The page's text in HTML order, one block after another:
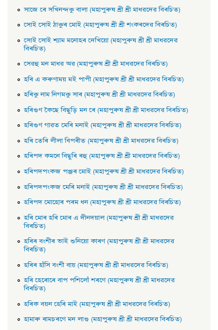
সাজে ৰে সখিনন্দকু বালা (মহাপুৰুষ শ্ৰী শ্ৰী মাধৱদেৱ বিৰচিত)
সােই সােই ঠাকুৰ মােই (মহাপুৰুষ শ্ৰী শ্ৰী শংকৰদেৱ বিৰচিত)
সােই সােই শ্যাম মনােহৰ দেখিয়াে (মহাপুৰুষ শ্ৰী শ্ৰী মাধৱদেৱ
বিৰচিত)
সেৱহু মন মাধৱ অৱ (মহাপুৰুষ শ্ৰী শ্ৰী মাধৱদেৱ বিৰচিত)
হৰি এ কৰুণাময় মই পাপী (মহাপুৰুষ শ্ৰী শ্ৰী মাধৱদেৱ বিৰচিত)
হৰিকু নাম নিগমকু সাৰ (মহাপুৰুষ শ্ৰী শ্ৰী মাধৱদেৱ বিৰচিত)
হৰিগুণ কৈছে বিছুড়ি মন ৰে (মহাপুৰুষ শ্ৰী শ্ৰী মাধৱদেৱ বিৰচিত)
হৰিগুণ গাৱত মেৰি মনাই (মহাপুৰুষ শ্ৰী শ্ৰী মাধৱদেৱ বিৰচিত)
হৰি তেৰি লীলা বিপৰীত (মহাপুৰুষ শ্ৰী শ্ৰী মাধৱদেৱ বিৰচিত)
হৰিপদ কমনে বিছুৰি ৰহু (মহাপুৰুষ শ্ৰী শ্ৰী মাধৱদেৱ বিৰচিত)
হৰিপদপংকজ পঞ্জৰ মােই (মহাপুৰুষ শ্ৰী শ্ৰী মাধৱদেৱ বিৰচিত)
হৰিপদপংকজ মেৰি মনাই (মহাপুৰুষ শ্ৰী শ্ৰী মাধৱদেৱ বিৰচিত)
হৰিপদ মােহােৰ পৰম ধন (মহাপুৰুষ শ্ৰী শ্ৰী মাধৱদেৱ বিৰচিত)
হৰি মােৰ হৰি মােৰ এ দীনদয়াল (মহাপুৰুষ শ্ৰী শ্ৰী মাধৱদেৱ
বিৰচিত)
হৰিৰ বংশীৰ ভাই শুনিয়াে কাৰণ (মহাপুৰুষ শ্ৰী শ্ৰী মাধৱদেৱ
বিৰচিত)
হৰিৰ হাঁসি বংশী বায় (মহাপুৰুষ শ্ৰী শ্ৰী মাধৱদেৱ বিৰচিত)
হৰি হেৰােৰে বাপ পশিলোঁ শৰণে (মহাপুৰুষ শ্ৰী শ্ৰী মাধৱদেৱ
বিৰচিত)
হৰিক বয়ন হেৰি মাই (মহাপুৰুষ শ্ৰী শ্ৰী মাধৱদেৱ বিৰচিত)
হামাৰু ৰামচৰণে মন লাগু (মহাপুৰুষ শ্ৰী শ্ৰী মাধৱদেৱ বিৰচিত)